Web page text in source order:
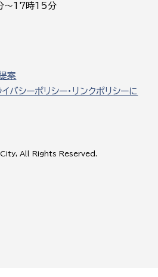
～17時15分
案
バシーポリシー・リンクポリシーに
All Rights Reserved.